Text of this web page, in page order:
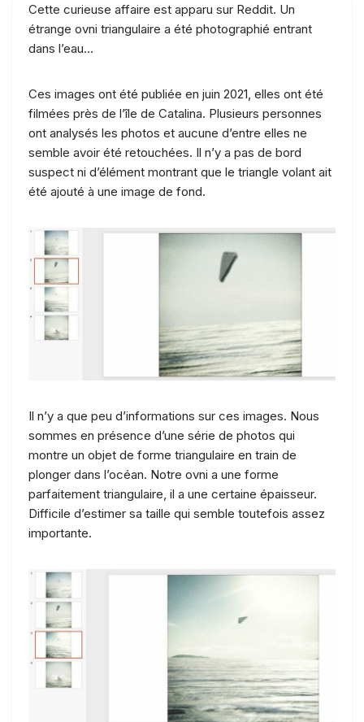
Cette curieuse affaire est apparu sur Reddit. Un
étrange ovni triangulaire a été photographié entrant
dans l’eau…
Ces images ont été publiée en juin 2021, elles ont été
filmées près de l’île de Catalina. Plusieurs personnes
ont analysés les photos et aucune d’entre elles ne
semble avoir été retouchées. Il n’y a pas de bord
suspect ni d’élément montrant que le triangle volant ait
été ajouté à une image de fond.
Il n’y a que peu d’informations sur ces images. Nous
sommes en présence d’une série de photos qui
montre un objet de forme triangulaire en train de
plonger dans l’océan. Notre ovni a une forme
parfaitement triangulaire, il a une certaine épaisseur.
Difficile d’estimer sa taille qui semble toutefois assez
importante.